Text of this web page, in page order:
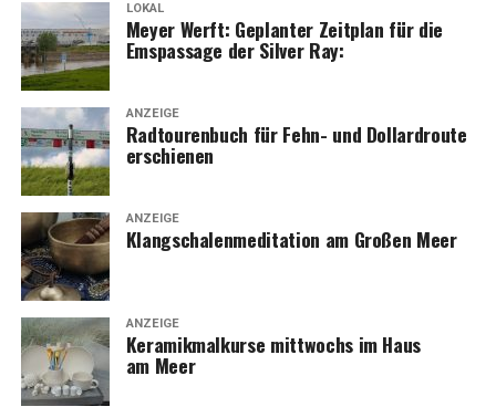
LOKAL
Mey­er Werft: Geplan­ter Zeit­plan für die
Ems­pas­sa­ge der Sil­ver Ray:
ANZEIGE
Rad­tou­ren­buch für Fehn- und Dol­lard­rou­te
erschienen
ANZEIGE
Klang­scha­len­me­di­ta­ti­on am Gro­ßen Meer
ANZEIGE
Kera­mik­mal­kur­se mitt­wochs im Haus
am Meer